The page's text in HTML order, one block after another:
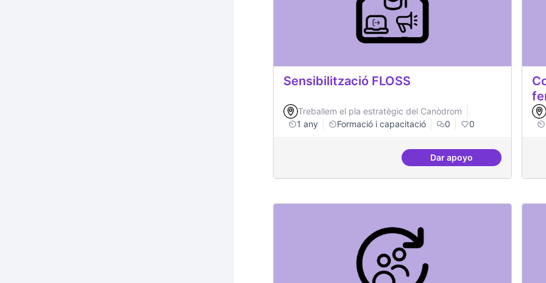
Sensibilització FLOSS
Treballem el pla estratègic del Canòdrom
1 any
Formació i capacitació 0 0
Dar apoyoSensibilització FLOSS